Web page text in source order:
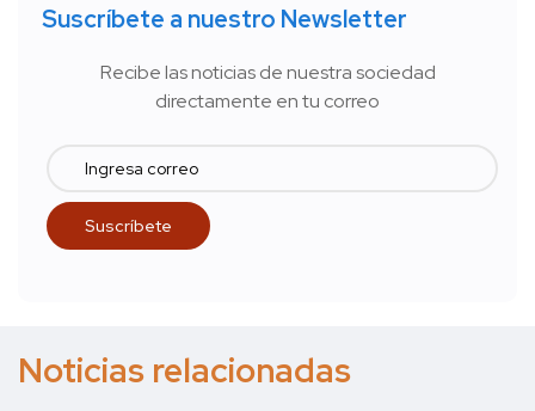
Suscríbete a nuestro Newsletter
Recibe las noticias de nuestra sociedad
directamente en tu correo
Noticias relacionadas